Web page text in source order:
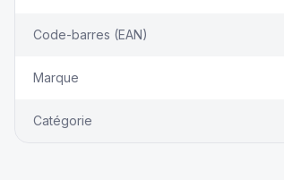
Code-barres (EAN)
Marque
Catégorie